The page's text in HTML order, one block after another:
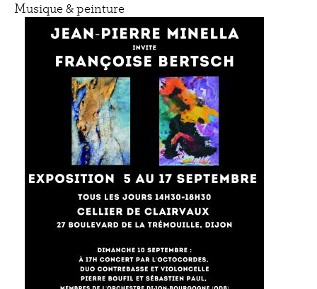
Musique & peinture